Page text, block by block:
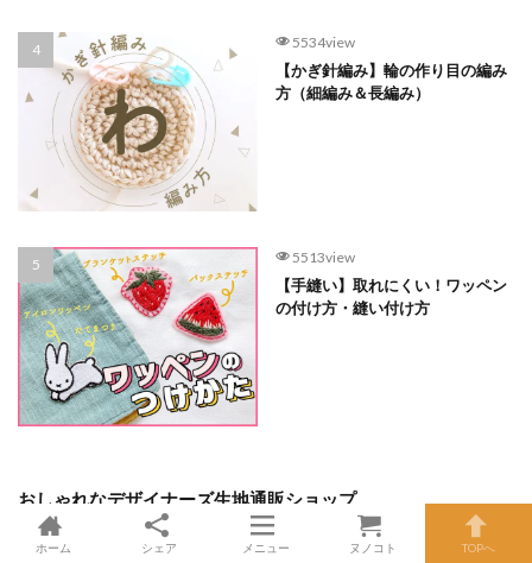
5534view
【かぎ針編み】輪の作り目の編み
方（細編み＆長編み）
5513view
【手縫い】取れにくい！ワッペン
の付け方・縫い付け方
おしゃれなデザイナーズ生地通販ショップ
ホーム シェア メニュー ヌノコト TOPへ